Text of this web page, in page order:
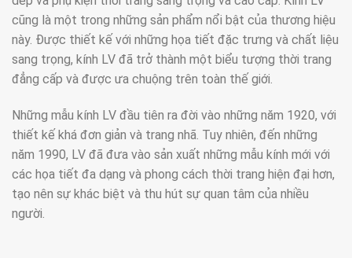
cũng là một trong những sản phẩm nổi bật của thương hiệu
này. Được thiết kế với những họa tiết đặc trưng và chất liệu
sang trọng, kính LV đã trở thành một biểu tượng thời trang
đẳng cấp và được ưa chuộng trên toàn thế giới.
Những mẫu kính LV đầu tiên ra đời vào những năm 1920, với
thiết kế khá đơn giản và trang nhã. Tuy nhiên, đến những
năm 1990, LV đã đưa vào sản xuất những mẫu kính mới với
các họa tiết đa dạng và phong cách thời trang hiện đại hơn,
tạo nên sự khác biệt và thu hút sự quan tâm của nhiều
người.